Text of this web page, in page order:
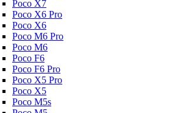
Poco X7
Poco X6 Pro
Poco X6
Poco M6 Pro
Poco M6
Poco F6
Poco F6 Pro
Poco X5 Pro
Poco X5
Poco M5s